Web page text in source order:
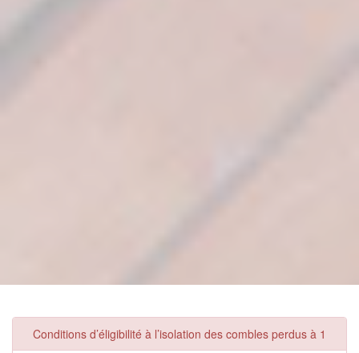
Conditions d’éligibilité à l’isolation des combles perdus à 1